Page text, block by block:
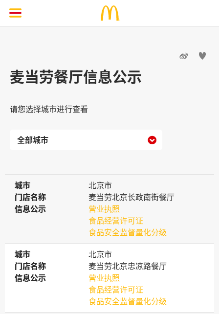
 
麦当劳餐厅信息公示
请您选择城市进行查看

城市
城市
北京市
门店名称
门店名称
麦当劳北京长政南街餐厅
信息公示
信息公示
营业执照
食品经营许可证
食品安全监督量化分级
城市
城市
北京市
门店名称
门店名称
麦当劳北京忠凉路餐厅
信息公示
信息公示
营业执照
食品经营许可证
食品安全监督量化分级